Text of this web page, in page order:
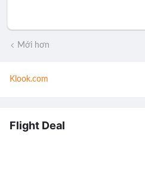
Mới hơn
Klook.com
Flight Deal